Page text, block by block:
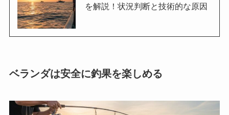
を解説！状況判断と技術的な原因
ベランダは安全に釣果を楽しめる